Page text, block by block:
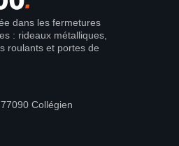
dans les fermetures
: rideaux métalliques,
roulants et portes de
Collégien